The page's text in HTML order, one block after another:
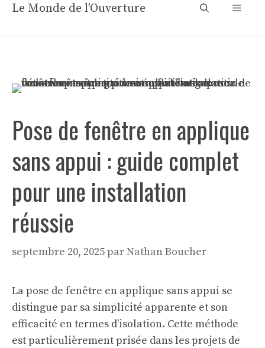
AllerLe Monde de l'Ouverture Menu
Pose de fenêtre en applique
sans appui : guide complet
pour une installation
réussie
septembre 20, 2025parNathan Boucher
La pose de fenêtre en applique sans appui se
distingue par sa simplicité apparente et son
efficacité en termes d’isolation. Cette méthode
est particulièrement prisée dans les projets de